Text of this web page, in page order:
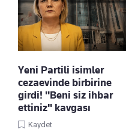
Yeni Partili isimler
cezaevinde birbirine
girdi! "Beni siz ihbar
ettiniz" kavgası
Kaydet